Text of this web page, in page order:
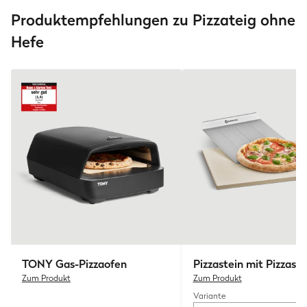
Produktempfehlungen zu Pizzateig ohne
Hefe
TONYGas-Pizzaofen
Zum Produkt
Pizzastein mit
Zum Produkt
Variante